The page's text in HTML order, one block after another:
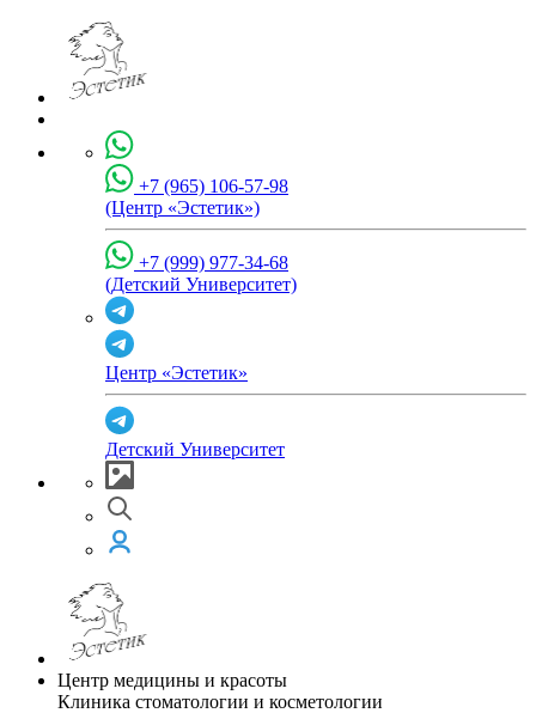
+7 (965) 106-57-98
(Центр «Эстетик»)
+7 (999) 977-34-68
(Детский Университет)
Центр «Эстетик»
Детский Университет
Центр медицины и красоты
Клиника стоматологии и косметологии